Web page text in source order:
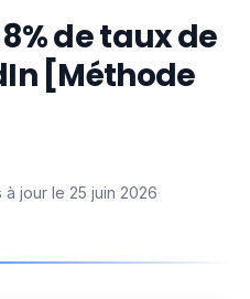
de taux de
[Méthode
à jour le 25 juin 2026·